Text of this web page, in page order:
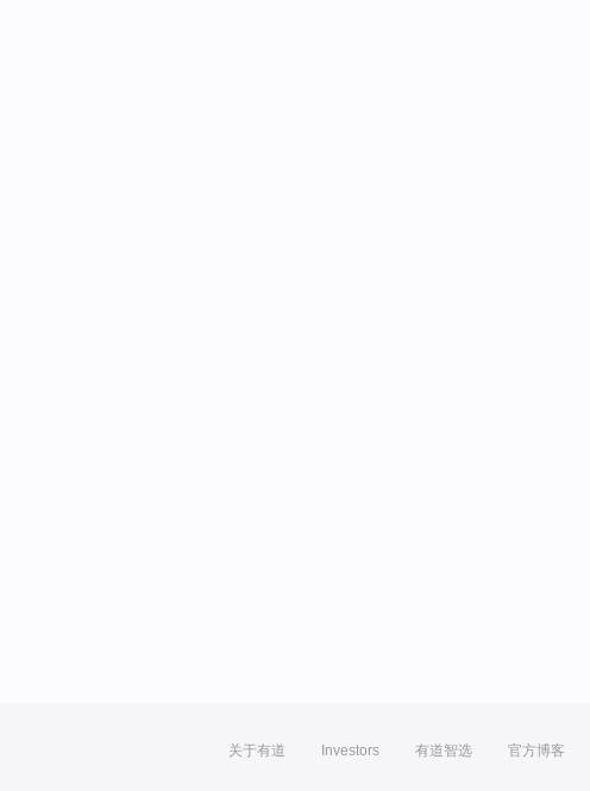
关于有道 Investors 有道智选 官方博客